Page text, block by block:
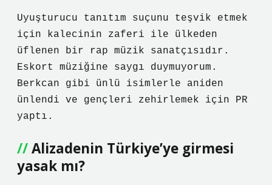
Uyuşturucu tanıtım suçunu teşvik etmek
için kalecinin zaferi ile ülkeden
üflenen bir rap müzik sanatçısıdır.
Eskort müziğine saygı duymuyorum.
Berkcan gibi ünlü isimlerle aniden
ünlendi ve gençleri zehirlemek için PR
yaptı.
Alizadenin Türkiye’ye girmesi
yasak mı?